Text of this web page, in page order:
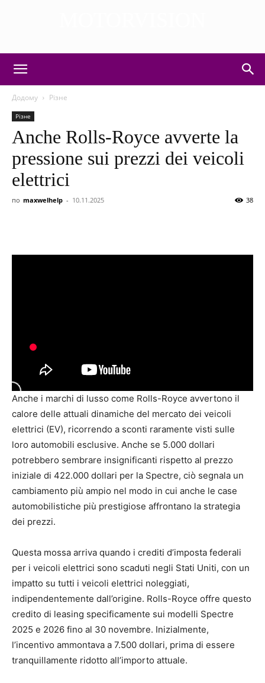
Додому Різне
Різне
Anche Rolls-Royce avverte la
pressione sui prezzi dei veicoli
elettrici
по maxwelhelp - 10.11.2025 38
Anche i marchi di lusso come Rolls-Royce avvertono il
calore delle attuali dinamiche del mercato dei veicoli
elettrici (EV), ricorrendo a sconti raramente visti sulle
loro automobili esclusive. Anche se 5.000 dollari
potrebbero sembrare insignificanti rispetto al prezzo
iniziale di 422.000 dollari per la Spectre, ciò segnala un
cambiamento più ampio nel modo in cui anche le case
automobilistiche più prestigiose affrontano la strategia
dei prezzi.
Questa mossa arriva quando i crediti d’imposta federali
per i veicoli elettrici sono scaduti negli Stati Uniti, con un
impatto su tutti i veicoli elettrici noleggiati,
indipendentemente dall’origine. Rolls-Royce offre questo
credito di leasing specificamente sui modelli Spectre
2025 e 2026 fino al 30 novembre. Inizialmente,
l’incentivo ammontava a 7.500 dollari, prima di essere
tranquillamente ridotto all’importo attuale.